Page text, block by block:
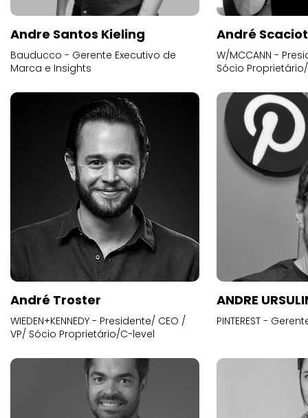
Andre Santos Kieling
Bauducco - Gerente Executivo de
Marca e Insights
André
W/MCCANN -
Sócio
André Troster
WIEDEN+KENNEDY - Presidente/ CEO /
VP/ Sócio Proprietário/C-level
ANDRE
PINTEREST -